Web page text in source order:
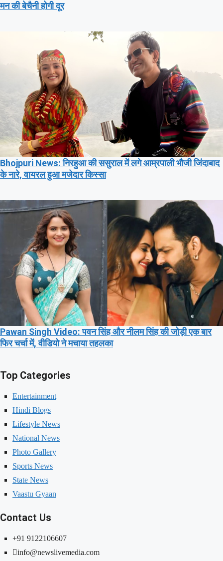
मन की बेचैनी होगी दूर
Bhojpuri News: निरहुआ की ससुराल में लगे आम्रपाली भौजी जिंदाबाद
के नारे, वायरल हुआ मजेदार किस्सा
Pawan Singh Video: पवन सिंह और नीलम सिंह की जोड़ी एक बार
फिर चर्चा में, वीडियो ने मचाया तहलका
Top Categories
Entertainment
Hindi Blogs
Lifestyle News
National News
Photo Gallery
Sports News
State News
Vaastu Gyaan
Contact Us
+91 9122106607
info@newslivemedia.com